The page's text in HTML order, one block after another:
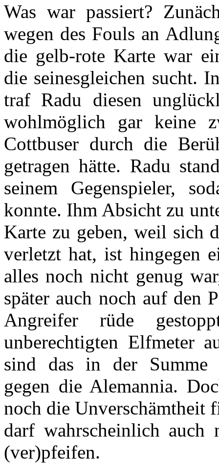
Was war passiert?
wegen des Fouls an
die gelb-rote Karte war
die seinesgleichen sucht.
traf Radu diesen
wohlmöglich gar keine
Cottbuser durch die
getragen hätte. Radu
seinem Gegenspieler,
konnte. Ihm Absicht zu
Karte zu geben, weil sich
verletzt hat, ist hingegen
alles noch nicht genug
später auch noch auf den
Angreifer rüde
unberechtigten Elfmeter
sind das in der Summe
gegen die Alemannia.
noch die Unverschämtheit
darf wahrscheinlich auch
(ver)pfeifen.